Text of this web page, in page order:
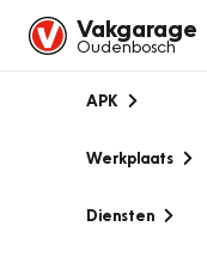
Vakgarage
Oudenbosch
APK
Werkplaats
Diensten